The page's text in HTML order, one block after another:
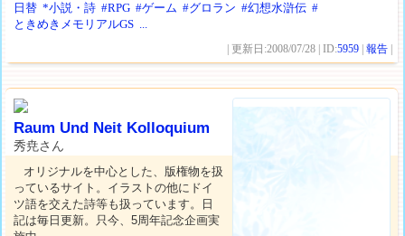
日替 *小説・詩 #RPG #ゲーム #グロラン #幻想水滸伝 #
ときめきメモリアルGS ...
| 更新日:2008/07/28 | ID:5959 |報告
Raum Und Neit Kolloquium
秀尭さん
オリジナルを中心とした、版権物を扱
っているサイト。イラストの他にドイ
ツ語を交えた詩等も扱っています。日
記は毎日更新。只今、5周年記念企画実